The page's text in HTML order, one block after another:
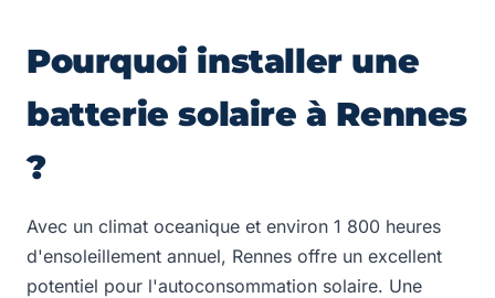
Pourquoi installer une
batterie solaire à Rennes
?
Avec un climat oceanique et environ 1 800 heures
d'ensoleillement annuel, Rennes offre un excellent
potentiel pour l'autoconsommation solaire. Une